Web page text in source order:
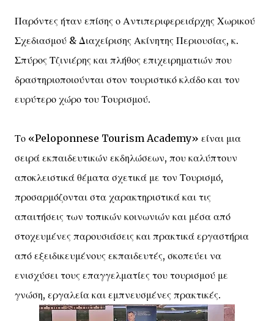
Παρόντες ήταν επίσης ο Αντιπεριφερειάρχης Χωρικού
Σχεδιασμού & Διαχείρισης Ακίνητης Περιουσίας, κ.
Σπύρος Τζινιέρης και πλήθος επιχειρηματιών που
δραστηριοποιούνται στον τουριστικό κλάδο και τον
ευρύτερο χώρο του Τουρισμού.
Το «Peloponnese Tourism Academy» είναι μια
σειρά εκπαιδευτικών εκδηλώσεων, που καλύπτουν
αποκλειστικά θέματα σχετικά με τον Τουρισμό,
προσαρμόζονται στα χαρακτηριστικά και τις
απαιτήσεις των τοπικών κοινωνιών και μέσα από
στοχευμένες παρουσιάσεις και πρακτικά εργαστήρια
από εξειδικευμένους εκπαιδευτές, σκοπεύει να
ενισχύσει τους επαγγελματίες του τουρισμού με
γνώση, εργαλεία και εμπνευσμένες πρακτικές.